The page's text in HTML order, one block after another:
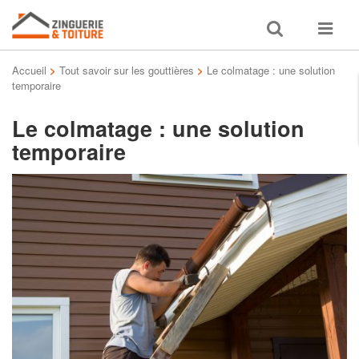
Toggle
search
Toggle
Accueil > Tout savoir sur les gouttières > Le colmatage : une solution
temporaire
Le colmatage : une solution
temporaire